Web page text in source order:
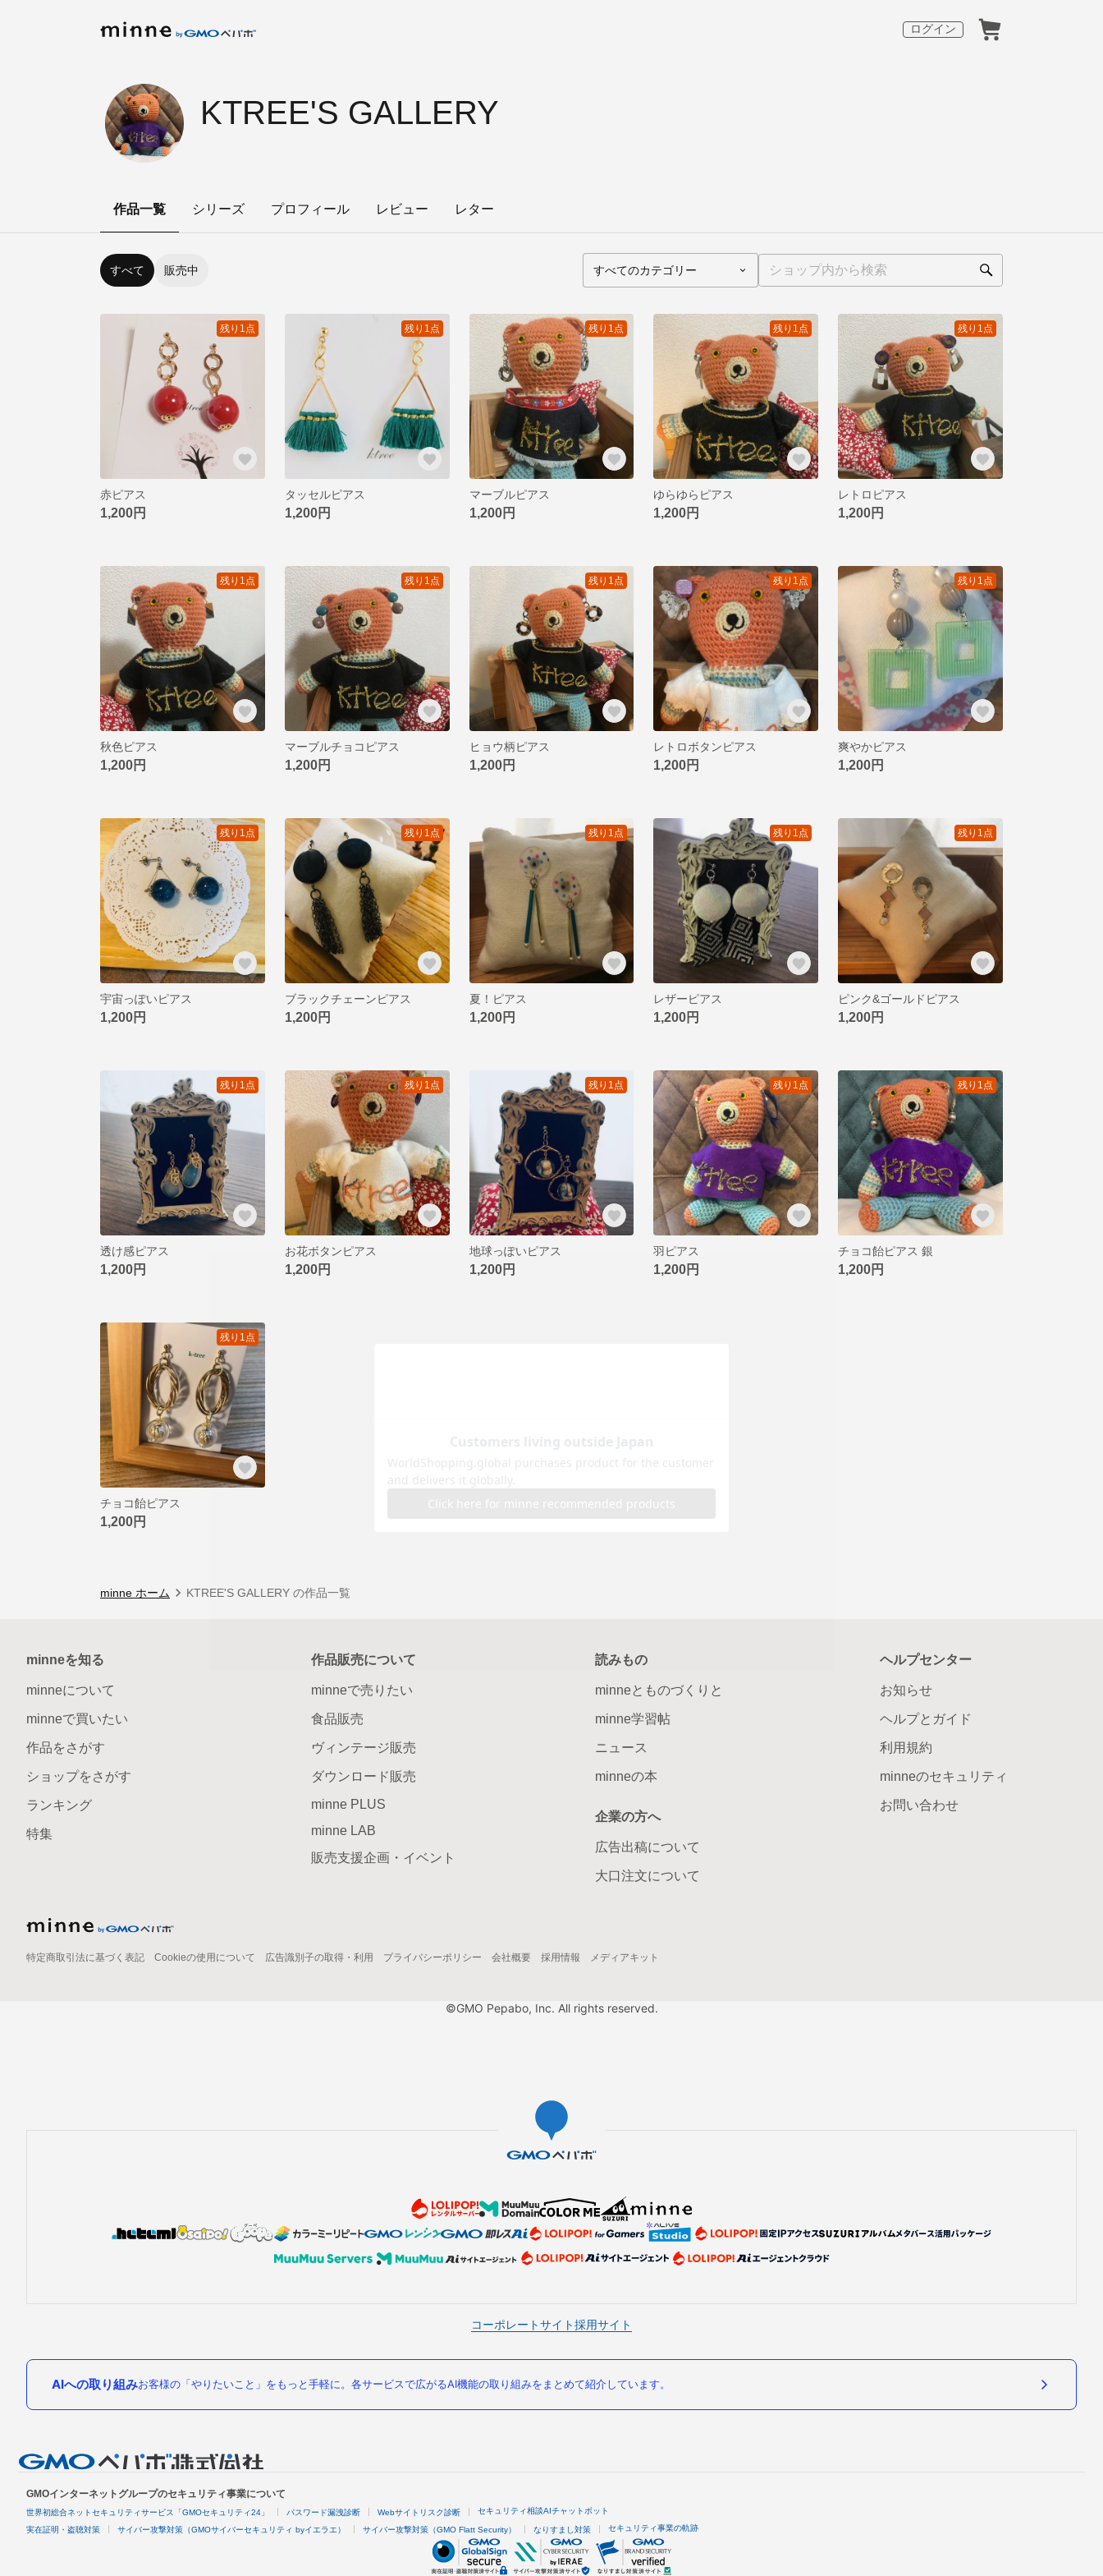
ログイン
KTREE'S GALLERY
作品一覧 シリーズ プロフィール レビュー レター
すべて 販売中
残り1点
赤ピアス
1,200円
残り1点
タッセルピアス
1,200円
残り1点
マーブルピアス
1,200円
残り1点
ゆらゆらピアス
1,200円
残り1点
レトロピアス
1,200円
残り1点
秋色ピアス
1,200円
残り1点
マーブルチョコピアス
1,200円
残り1点
ヒョウ柄ピアス
1,200円
残り1点
レトロボタンピアス
1,200円
残り1点
爽やかピアス
1,200円
残り1点
宇宙っぽいピアス
1,200円
残り1点
ブラックチェーンピアス
1,200円
残り1点
夏！ピアス
1,200円
残り1点
レザーピアス
1,200円
残り1点
ピンク&ゴールドピアス
1,200円
残り1点
透け感ピアス
1,200円
残り1点
お花ボタンピアス
1,200円
残り1点
地球っぽいピアス
1,200円
残り1点
羽ピアス
1,200円
残り1点
チョコ飴ピアス 銀
1,200円
残り1点
チョコ飴ピアス
1,200円
minne ホーム KTREE'S GALLERY の作品一覧
minneを知る
minneについて
minneで買いたい
作品をさがす
ショップをさがす
ランキング
特集
作品販売について
minneで売りたい
食品販売
ヴィンテージ販売
ダウンロード販売
minne PLUS
minne LAB
販売支援企画・イベント
読みもの
minneとものづくりと
minne学習帖
ニュース
minneの本
企業の方へ
広告出稿について
大口注文について
ヘルプセンター
お知らせ
ヘルプとガイド
利用規約
minneのセキュリティ
お問い合わせ
特定商取引法に基づく表記 Cookieの使用について 広告識別子の取得・利用 プライバシーポリシー 会社概要 採用情報 メディアキット
©GMO Pepabo, Inc. All rights reserved.
コーポレートサイト採用サイト
AIへの取り組みお客様の「やりたいこと」をもっと手軽に。各サービスで広がるAI機能の取り組みをまとめて紹介しています。
GMOインターネットグループのセキュリティ事業について
世界初総合ネットセキュリティサービス「GMOセキュリティ24」 パスワード漏洩診断 Webサイトリスク診断 セキュリティ相談AIチャットボット
実在証明・盗聴対策 サイバー攻撃対策（GMOサイバーセキュリティ byイエラエ） サイバー攻撃対策（GMO Flatt Security） なりすまし対策 セキュリティ事業の軌跡